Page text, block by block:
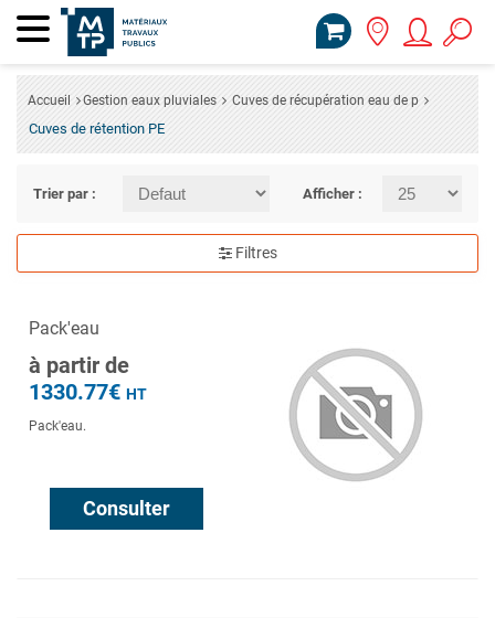
Accueil Gestion eaux pluviales Cuves de récupération eau de p
Cuves de rétention PE
Trier par : Afficher :
Filtres
Pack'eau
à partir de
1330.77€ HT
Pack'eau.
Consulter